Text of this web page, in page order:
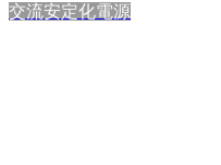
交流安定化電源